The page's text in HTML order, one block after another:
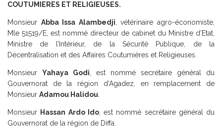
COUTUMIERES ET RELIGIEUSES.
Monsieur Abba Issa Alambedji , vétérinaire agro-économiste,
Mle 51519/E, est nommé directeur de cabinet du Ministre d’Etat,
Ministre de l’Intérieur, de la Sécurité Publique, de la
Décentralisation et des Affaires Coutumières et Religieuses.
Monsieur Yahaya Godi , est nommé secrétaire général du
Gouvernorat de la région d’Agadez, en remplacement de
Monsieur Adamou Halidou
Monsieur Hassan Ardo Ido, est nommé secrétaire général du
Gouvernorat de la région de Diffa.